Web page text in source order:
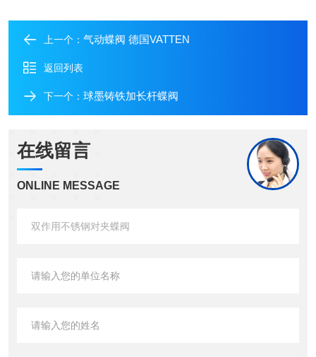
上一个： 气动蝶阀 德国VATTEN
返回列表
下一个： 球墨铸铁加长杆蝶阀
在线留言
ONLINE MESSAGE